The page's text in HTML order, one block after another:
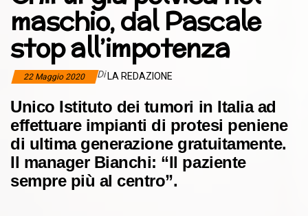
maschio, dal Pascale
stop all’impotenza
22 Maggio 2020 Di LA REDAZIONE
Unico Istituto dei tumori in Italia ad
effettuare impianti di protesi peniene
di ultima generazione gratuitamente.
Il manager Bianchi: “Il paziente
sempre più al centro”.